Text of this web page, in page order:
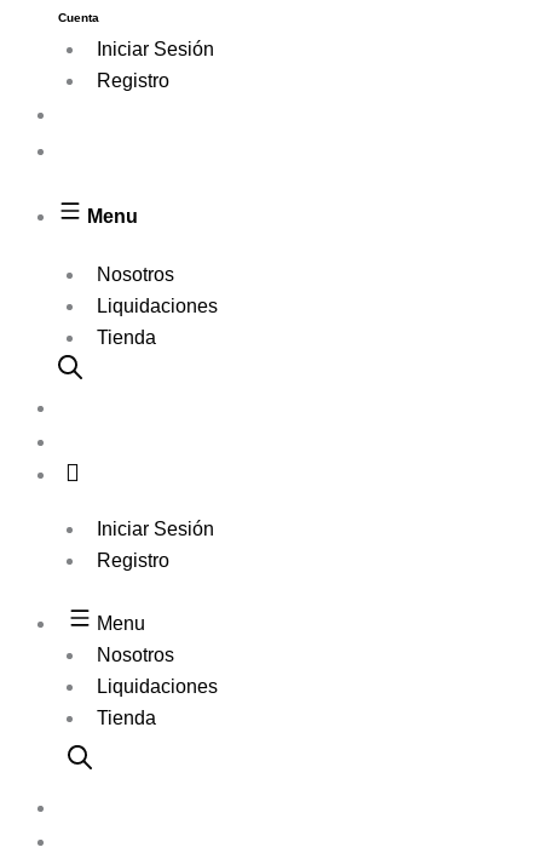
Cuenta
Iniciar Sesión
Registro
Menu
Nosotros
Liquidaciones
Tienda
Iniciar Sesión
Registro
Menu
Nosotros
Liquidaciones
Tienda